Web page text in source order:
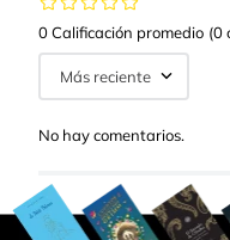
0 Calificación promedio (0
Más reciente
No hay comentarios.